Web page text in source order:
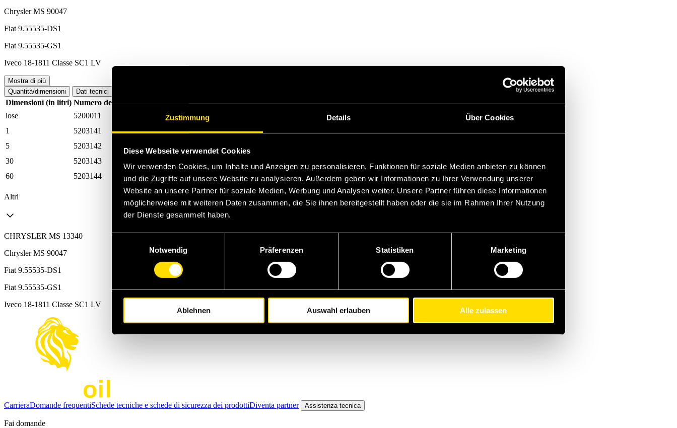
Zustimmung Details Über Cookies
Diese Webseite verwendet Cookies
Wir verwenden Cookies, um Inhalte und Anzeigen zu personalisieren, Funktionen für soziale Medien anbieten zu können
und die Zugriffe auf unsere Website zu analysieren. Außerdem geben wir Informationen zu Ihrer Verwendung unserer
Website an unsere Partner für soziale Medien, Werbung und Analysen weiter. Unsere Partner führen diese Informationen
möglicherweise mit weiteren Daten zusammen, die Sie ihnen bereitgestellt haben oder die sie im Rahmen Ihrer Nutzung
der Dienste gesammelt haben.
Notwendig
Präferenzen Statistiken Marketing
Ablehnen Auswahl erlauben Alle zulassen
Chrysler MS 90047
Fiat 9.55535-DS1
Fiat 9.55535-GS1
Iveco 18-1811 Classe SC1 LV
Mostra di più
Quantità/dimensioni
Dati tecnici
Dimensioni (in litri) Numero dell'articolo WM Numero di articolo Al negozio WM
lose
5200011
0010030030000
1
5203141
0010030030010
5
5203142
0010030030050
30
5203143
60
5203144 0010030030600
Altri
CHRYSLER MS 13340
Chrysler MS 90047
Fiat 9.55535-DS1
Fiat 9.55535-GS1
Iveco 18-1811 Classe SC1 LV
CarrieraDomande frequentiSchede tecniche e schede di sicurezza dei prodottiDiventa partner Assistenza tecnica
Fai domande